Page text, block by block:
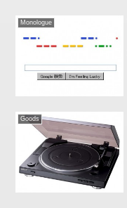
Monologue
Goods